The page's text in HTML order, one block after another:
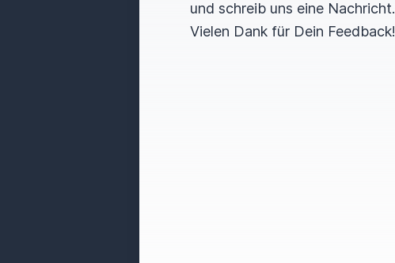
und schreib uns eine Nachricht.
Vielen Dank für Dein Feedback!